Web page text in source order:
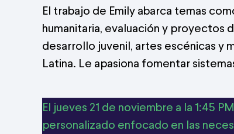
El trabajo de Emily abarca temas
humanitaria, evaluación y proyectos
desarrollo juvenil, artes escénicas y
Latina. Le apasiona fomentar
El jueves 21 de noviembre a la 1:45
personalizado enfocado en las